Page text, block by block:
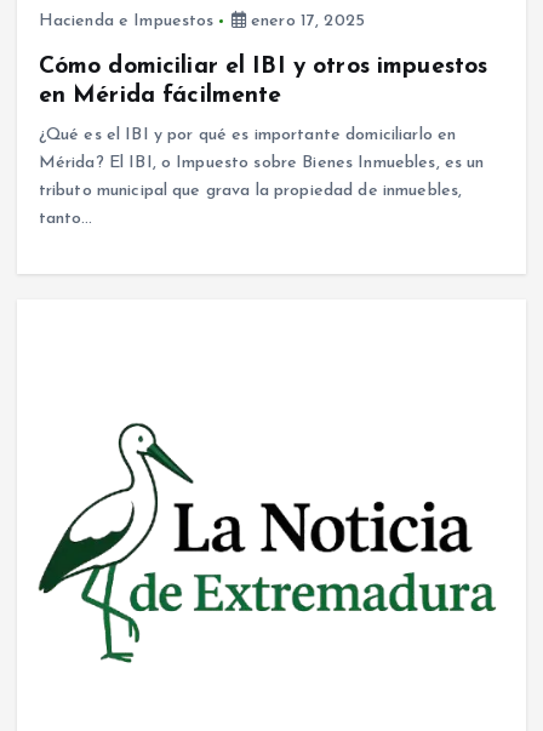
Hacienda e Impuestos enero 17, 2025
Cómo domiciliar el IBI y otros impuestos
en Mérida fácilmente
¿Qué es el IBI y por qué es importante domiciliarlo en
Mérida? El IBI, o Impuesto sobre Bienes Inmuebles, es un
tributo municipal que grava la propiedad de inmuebles,
tanto…